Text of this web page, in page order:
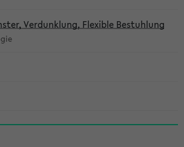
Verdunklung, Flexible Bestuhlung